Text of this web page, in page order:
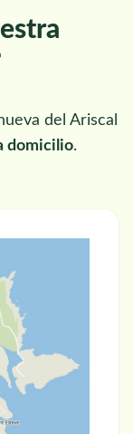
del Ariscal
domicilio.